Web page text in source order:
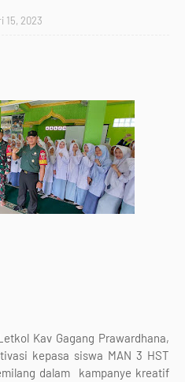
15, 2023
Kav Gagang Prawardhana,
kepasa siswa MAN 3 HST
dalam kampanye kreatif